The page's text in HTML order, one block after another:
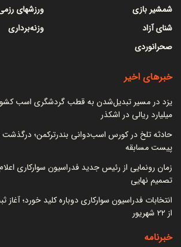
شمشیر بازی
شنای آزاد
صحرانوردی
ورزشهای
وزنه‌برداری
خبرهای اخیر
میلیارد ریالی در اشکذر
حادثه تلخ در کورس اسب‌دوانی بندرترکمن؛ درگذشت
پیست مسابقه
تصمیم نهایی
انتخابات فدراسیون سوارکاری دوباره کلید خورد؛
از ۲۲ شهریور
خبرنامه